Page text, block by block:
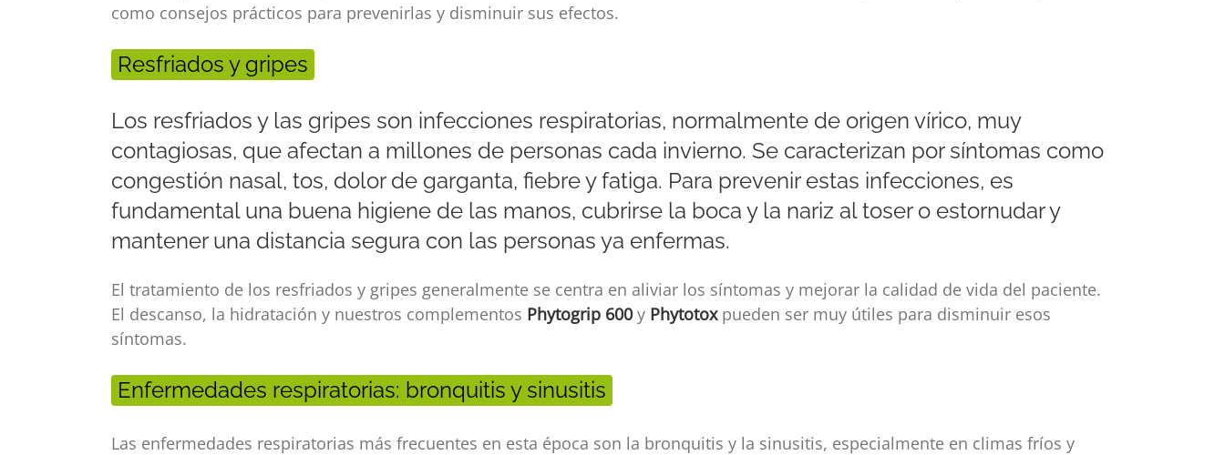
como consejos prácticos para prevenirlas y disminuir sus efectos.
Resfriados y gripes
Los resfriados y las gripes son infecciones respiratorias, normalmente de origen vírico, muy
contagiosas, que afectan a millones de personas cada invierno. Se caracterizan por síntomas como
congestión nasal, tos, dolor de garganta, fiebre y fatiga. Para prevenir estas infecciones, es
fundamental una buena higiene de las manos, cubrirse la boca y la nariz al toser o estornudar y
mantener una distancia segura con las personas ya enfermas.
El tratamiento de los resfriados y gripes generalmente se centra en aliviar los síntomas y mejorar la calidad de vida del paciente.
El descanso, la hidratación y nuestros complementos Phytogrip 600 y Phytotox pueden ser muy útiles para disminuir esos
síntomas.
Enfermedades respiratorias: bronquitis y sinusitis
Las enfermedades respiratorias más frecuentes en esta época son la bronquitis y la sinusitis, especialmente en climas fríos y